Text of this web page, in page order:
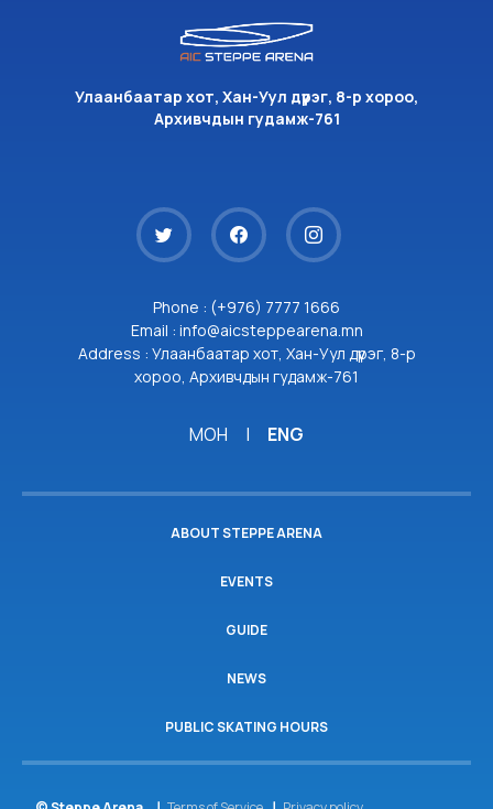
Улаанбаатар хот, Хан-Уул дүүрэг, 8-р хороо,
Архивчдын гудамж-761
Phone : (+976) 7777 1666
Email : info@aicsteppearena.mn
Address : Улаанбаатар хот, Хан-Уул дүүрэг, 8-р
хороо, Архивчдын гудамж-761
МОН | ENG
ABOUT STEPPE ARENA
EVENTS
GUIDE
NEWS
PUBLIC SKATING HOURS